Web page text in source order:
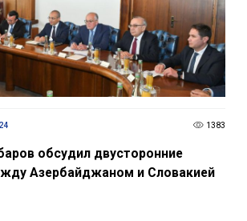
1383
обсудил двусторонние
Азербайджаном и Словакией